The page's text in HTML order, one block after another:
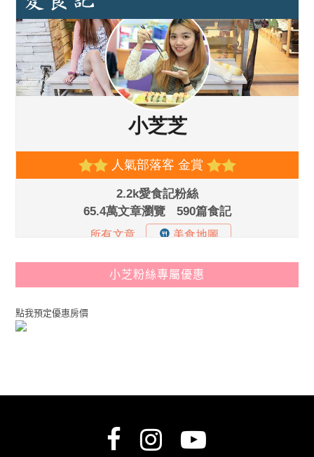
小芝粉絲專屬優惠
點我預定優惠房價